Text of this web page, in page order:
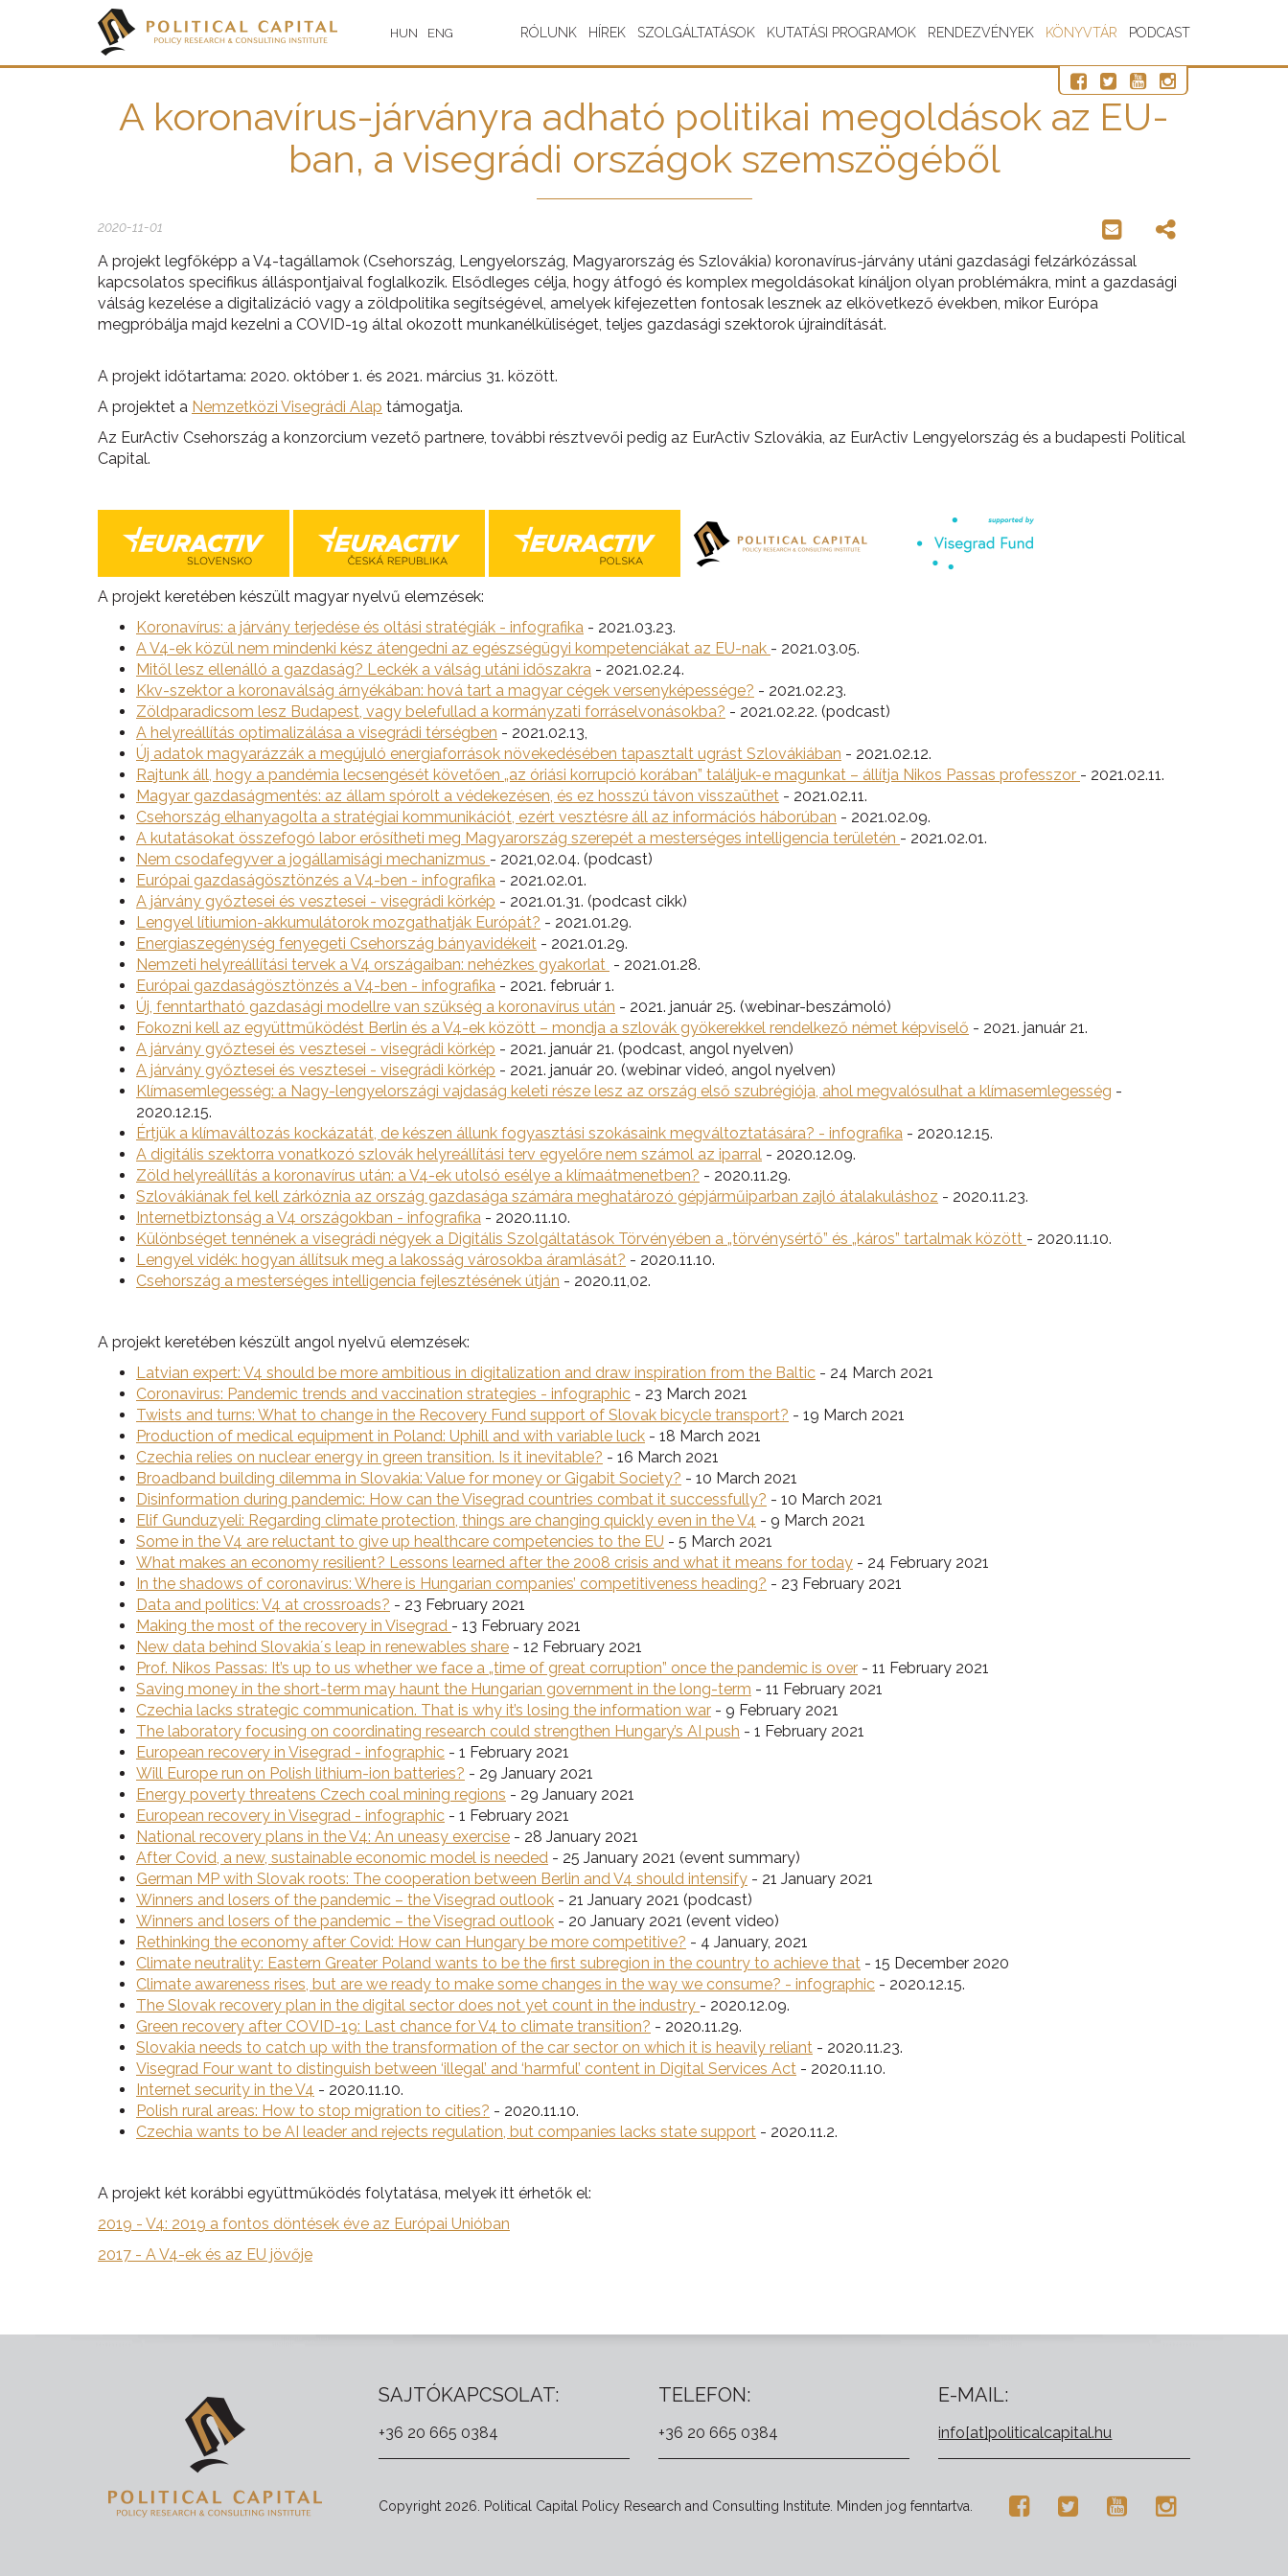
HUN ENG RÓLUNK HÍREK SZOLGÁLTATÁSOK KUTATÁSI PROGRAMOK RENDEZVÉNYEK KÖNYVTÁR PODCAST
A koronavírus-járványra adható politikai megoldások az EU-
ban, a visegrádi országok szemszögéből
2020-11-01
A projekt legfőképp a V4-tagállamok (Csehország, Lengyelország, Magyarország és Szlovákia) koronavírus-járvány utáni gazdasági felzárkózással
kapcsolatos specifikus álláspontjaival foglalkozik. Elsődleges célja, hogy átfogó és komplex megoldásokat kínáljon olyan problémákra, mint a gazdasági
válság kezelése a digitalizáció vagy a zöldpolitika segítségével, amelyek kifejezetten fontosak lesznek az elkövetkező években, mikor Európa
megpróbálja majd kezelni a COVID-19 által okozott munkanélküliséget, teljes gazdasági szektorok újraindítását.
A projekt időtartama: 2020. október 1. és 2021. március 31. között.
A projektet a Nemzetközi Visegrádi Alap támogatja.
Az EurActiv Csehország a konzorcium vezető partnere, további résztvevői pedig az EurActiv Szlovákia, az EurActiv Lengyelország és a budapesti Political
Capital.
A projekt keretében készült magyar nyelvű elemzések:
Koronavírus: a járvány terjedése és oltási stratégiák - infografika - 2021.03.23.
A V4-ek közül nem mindenki kész átengedni az egészségügyi kompetenciákat az EU-nak - 2021.03.05.
Mitől lesz ellenálló a gazdaság? Leckék a válság utáni időszakra - 2021.02.24.
Kkv-szektor a koronaválság árnyékában: hová tart a magyar cégek versenyképessége? - 2021.02.23.
Zöldparadicsom lesz Budapest, vagy belefullad a kormányzati forráselvonásokba? - 2021.02.22. (podcast)
A helyreállítás optimalizálása a visegrádi térségben - 2021.02.13,
Új adatok magyarázzák a megújuló energiaforrások növekedésében tapasztalt ugrást Szlovákiában - 2021.02.12.
Rajtunk áll, hogy a pandémia lecsengését követően „az óriási korrupció korában” találjuk-e magunkat – állítja Nikos Passas professzor - 2021.02.11.
Magyar gazdaságmentés: az állam spórolt a védekezésen, és ez hosszú távon visszaüthet - 2021.02.11.
Csehország elhanyagolta a stratégiai kommunikációt, ezért vesztésre áll az információs háborúban - 2021.02.09.
A kutatásokat összefogó labor erősítheti meg Magyarország szerepét a mesterséges intelligencia területén - 2021.02.01.
Nem csodafegyver a jogállamisági mechanizmus - 2021,02.04. (podcast)
Európai gazdaságösztönzés a V4-ben - infografika - 2021.02.01.
A járvány győztesei és vesztesei - visegrádi körkép - 2021.01.31. (podcast cikk)
Lengyel lítiumion-akkumulátorok mozgathatják Európát? - 2021.01.29.
Energiaszegénység fenyegeti Csehország bányavidékeit - 2021.01.29.
Nemzeti helyreállítási tervek a V4 országaiban: nehézkes gyakorlat - 2021.01.28.
Európai gazdaságösztönzés a V4-ben - infografika - 2021. február 1.
Új, fenntartható gazdasági modellre van szükség a koronavírus után - 2021. január 25. (webinar-beszámoló)
Fokozni kell az együttműködést Berlin és a V4-ek között – mondja a szlovák gyökerekkel rendelkező német képviselő - 2021. január 21.
A járvány győztesei és vesztesei - visegrádi körkép - 2021. január 21. (podcast, angol nyelven)
A járvány győztesei és vesztesei - visegrádi körkép - 2021. január 20. (webinar videó, angol nyelven)
Klímasemlegesség: a Nagy-lengyelországi vajdaság keleti része lesz az ország első szubrégiója, ahol megvalósulhat a klímasemlegesség -
2020.12.15.
Értjük a klímaváltozás kockázatát, de készen állunk fogyasztási szokásaink megváltoztatására? - infografika - 2020.12.15.
A digitális szektorra vonatkozó szlovák helyreállítási terv egyelőre nem számol az iparral - 2020.12.09.
Zöld helyreállítás a koronavírus után: a V4-ek utolsó esélye a klímaátmenetben? - 2020.11.29.
Szlovákiának fel kell zárkóznia az ország gazdasága számára meghatározó gépjárműiparban zajló átalakuláshoz - 2020.11.23.
Internetbiztonság a V4 országokban - infografika - 2020.11.10.
Különbséget tennének a visegrádi négyek a Digitális Szolgáltatások Törvényében a „törvénysértő” és „káros” tartalmak között - 2020.11.10.
Lengyel vidék: hogyan állítsuk meg a lakosság városokba áramlását? - 2020.11.10.
Csehország a mesterséges intelligencia fejlesztésének útján - 2020.11,02.
A projekt keretében készült angol nyelvű elemzések:
Latvian expert: V4 should be more ambitious in digitalization and draw inspiration from the Baltic - 24 March 2021
Coronavirus: Pandemic trends and vaccination strategies - infographic - 23 March 2021
Twists and turns: What to change in the Recovery Fund support of Slovak bicycle transport? - 19 March 2021
Production of medical equipment in Poland: Uphill and with variable luck - 18 March 2021
Czechia relies on nuclear energy in green transition. Is it inevitable? - 16 March 2021
Broadband building dilemma in Slovakia: Value for money or Gigabit Society? - 10 March 2021
Disinformation during pandemic: How can the Visegrad countries combat it successfully? - 10 March 2021
Elif Gunduzyeli: Regarding climate protection, things are changing quickly even in the V4 - 9 March 2021
Some in the V4 are reluctant to give up healthcare competencies to the EU - 5 March 2021
What makes an economy resilient? Lessons learned after the 2008 crisis and what it means for today - 24 February 2021
In the shadows of coronavirus: Where is Hungarian companies’ competitiveness heading? - 23 February 2021
Data and politics: V4 at crossroads? - 23 February 2021
Making the most of the recovery in Visegrad - 13 February 2021
New data behind Slovakia´s leap in renewables share - 12 February 2021
Prof. Nikos Passas: It’s up to us whether we face a „time of great corruption” once the pandemic is over - 11 February 2021
Saving money in the short-term may haunt the Hungarian government in the long-term - 11 February 2021
Czechia lacks strategic communication. That is why it’s losing the information war - 9 February 2021
The laboratory focusing on coordinating research could strengthen Hungary’s AI push - 1 February 2021
European recovery in Visegrad - infographic - 1 February 2021
Will Europe run on Polish lithium-ion batteries? - 29 January 2021
Energy poverty threatens Czech coal mining regions - 29 January 2021
European recovery in Visegrad - infographic - 1 February 2021
National recovery plans in the V4: An uneasy exercise - 28 January 2021
After Covid, a new, sustainable economic model is needed - 25 January 2021 (event summary)
German MP with Slovak roots: The cooperation between Berlin and V4 should intensify - 21 January 2021
Winners and losers of the pandemic – the Visegrad outlook - 21 January 2021 (podcast)
Winners and losers of the pandemic – the Visegrad outlook - 20 January 2021 (event video)
Rethinking the economy after Covid: How can Hungary be more competitive? - 4 January, 2021
Climate neutrality: Eastern Greater Poland wants to be the first subregion in the country to achieve that - 15 December 2020
Climate awareness rises, but are we ready to make some changes in the way we consume? - infographic - 2020.12.15.
The Slovak recovery plan in the digital sector does not yet count in the industry - 2020.12.09.
Green recovery after COVID-19: Last chance for V4 to climate transition? - 2020.11.29.
Slovakia needs to catch up with the transformation of the car sector on which it is heavily reliant - 2020.11.23.
Visegrad Four want to distinguish between ‘illegal’ and ‘harmful’ content in Digital Services Act - 2020.11.10.
Internet security in the V4 - 2020.11.10.
Polish rural areas: How to stop migration to cities? - 2020.11.10.
Czechia wants to be AI leader and rejects regulation, but companies lacks state support - 2020.11.2.
A projekt két korábbi együttműködés folytatása, melyek itt érhetők el:
2019 - V4: 2019 a fontos döntések éve az Európai Unióban
2017 - A V4-ek és az EU jövője
SAJTÓKAPCSOLAT:
+36 20 665 0384
TELEFON:
+36 20 665 0384
E-MAIL:
info[at]politicalcapital.hu
Copyright 2026. Political Capital Policy Research and Consulting Institute. Minden jog fenntartva.